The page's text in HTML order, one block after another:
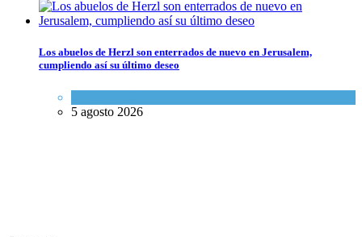
Los abuelos de Herzl son enterrados de nuevo en Jerusalem,
cumpliendo así su último deseo
5 agosto 2026